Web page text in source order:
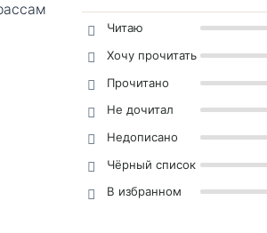
Читаю
Хочу прочитать
Прочитано
Не дочитал
Недописано
Чёрный список
В избранном